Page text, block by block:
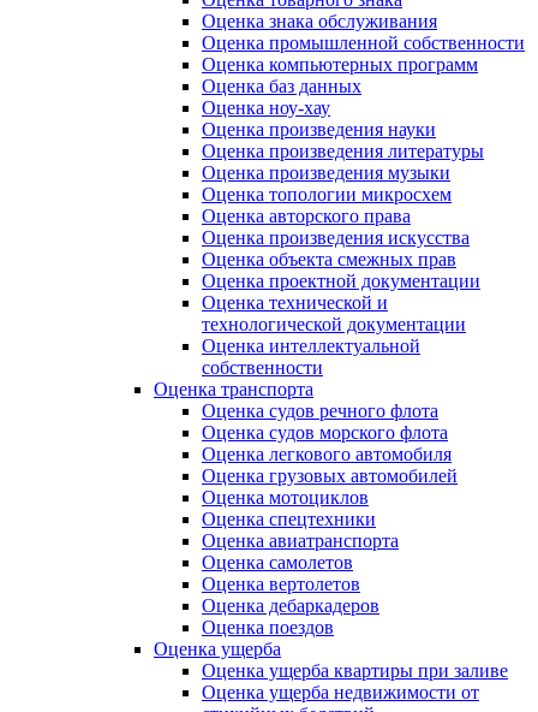
Оценка знака обслуживания
Оценка промышленной собственности
Оценка компьютерных программ
Оценка баз данных
Оценка ноу-хау
Оценка произведения науки
Оценка произведения литературы
Оценка произведения музыки
Оценка топологии микросхем
Оценка авторского права
Оценка произведения искусства
Оценка объекта смежных прав
Оценка проектной документации
Оценка технической и
технологической документации
Оценка интеллектуальной
собственности
Оценка транспорта
Оценка судов речного флота
Оценка судов морского флота
Оценка легкового автомобиля
Оценка грузовых автомобилей
Оценка мотоциклов
Оценка спецтехники
Оценка авиатранспорта
Оценка самолетов
Оценка вертолетов
Оценка дебаркадеров
Оценка поездов
Оценка ущерба
Оценка ущерба квартиры при заливе
Оценка ущерба недвижимости от